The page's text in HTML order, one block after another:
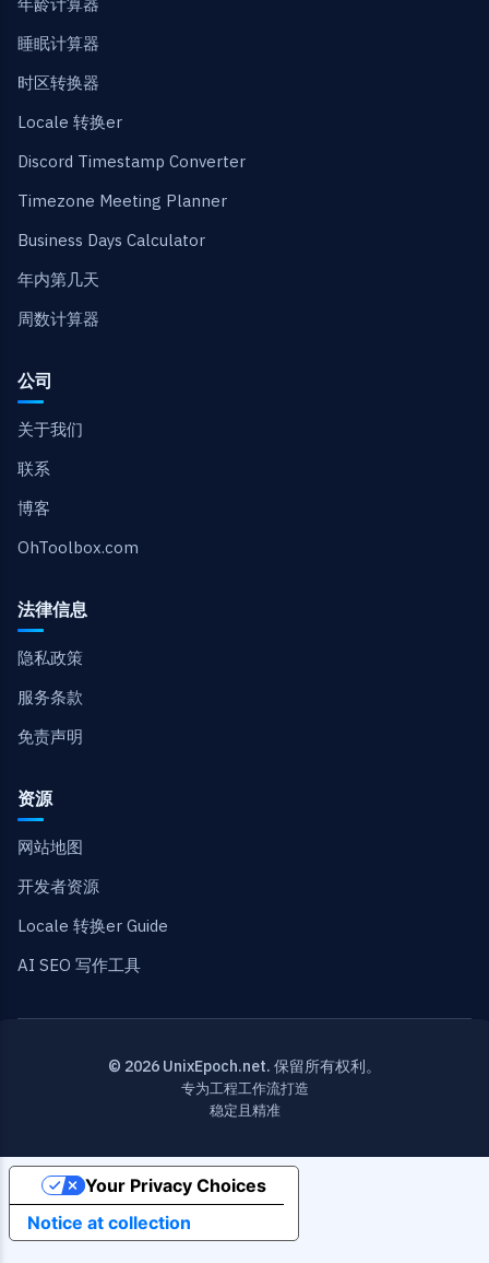
睡眠计算器
时区转换器
Locale 转换er
Discord Timestamp Converter
Timezone Meeting Planner
Business Days Calculator
年内第几天
周数计算器
公司
关于我们
联系
博客
OhToolbox.com
法律信息
隐私政策
服务条款
免责声明
资源
网站地图
开发者资源
Locale 转换er Guide
AI SEO 写作工具
© 2026 UnixEpoch.net. 保留所有权利。
专为工程工作流打造
稳定且精准
Notice at collection
Your Privacy Choices